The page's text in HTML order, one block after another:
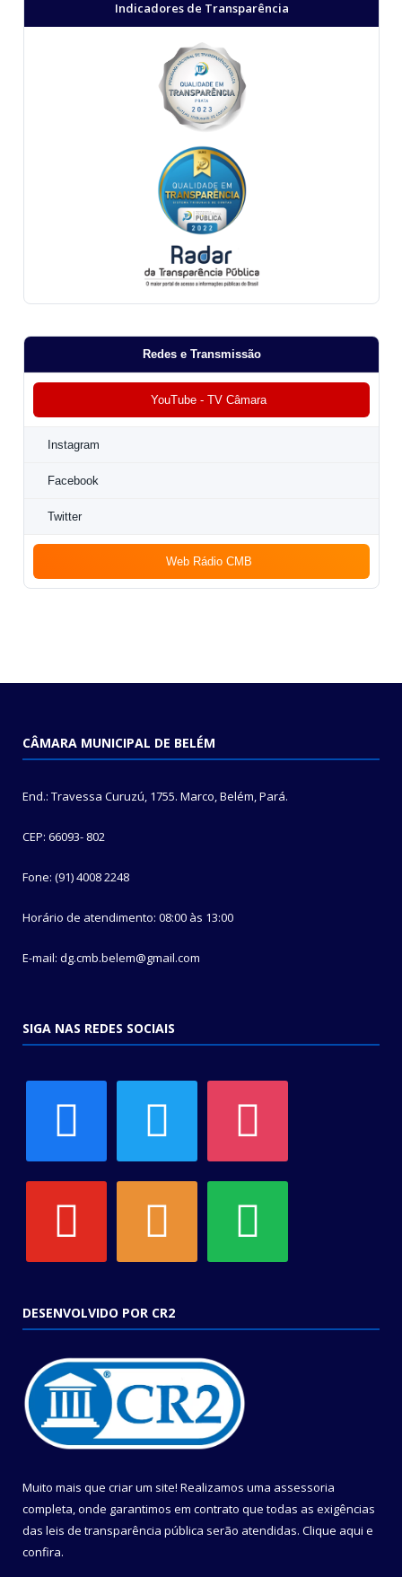
Indicadores de Transparência
Redes e Transmissão
YouTube - TV Câmara
Instagram
Facebook
Twitter
Web Rádio CMB
CÂMARA MUNICIPAL DE BELÉM
End.: Travessa Curuzú, 1755. Marco, Belém, Pará.
CEP: 66093- 802
Fone: (91) 4008 2248
Horário de atendimento: 08:00 às 13:00
E-mail: dg.cmb.belem@gmail.com
SIGA NAS REDES SOCIAIS
DESENVOLVIDO POR CR2
Muito mais que criar um site! Realizamos uma assessoria
completa, onde garantimos em contrato que todas as exigências
das leis de transparência pública serão atendidas. Clique aqui e
confira.